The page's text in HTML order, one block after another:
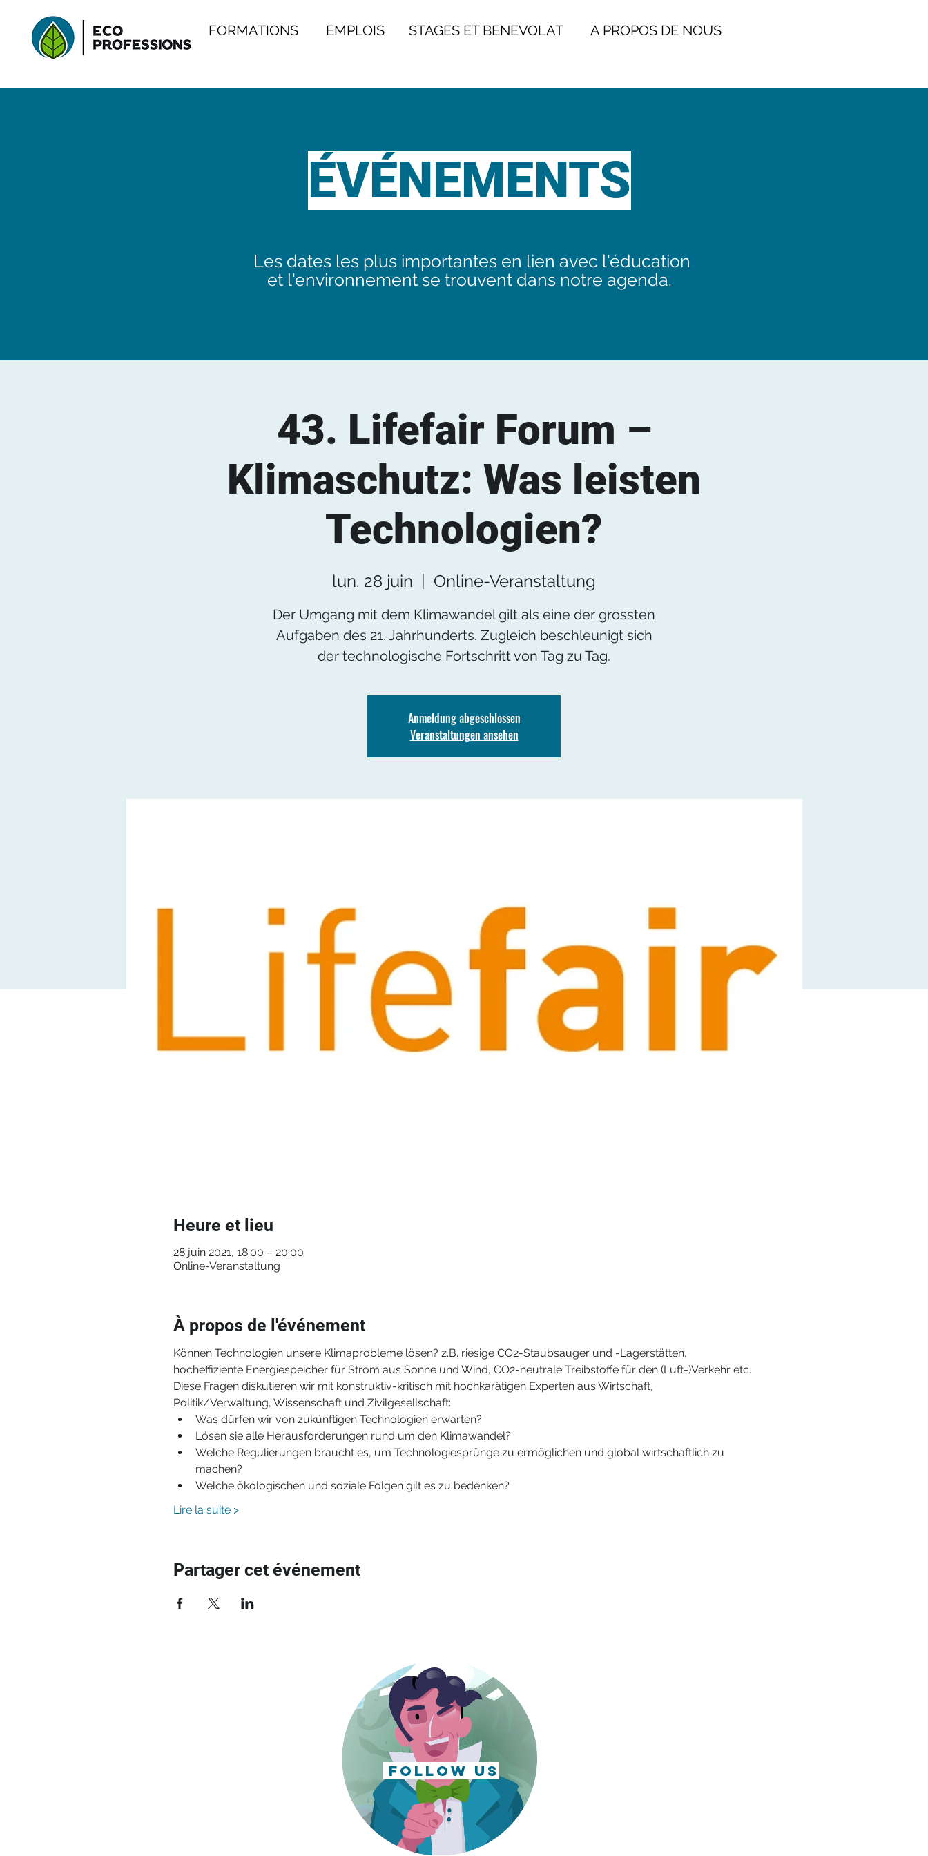
FORMATIONS EMPLOIS STAGES ET BENEVOLATA PROPOS DE NOUS
ÉVÉNEMENTS
Les dates les plus importantes en lien avec l'éducation
et l'environnement se trouvent dans notre agenda.
43. Lifefair Forum –
Klimaschutz: Was leisten
Technologien?
lun. 28 juin
  |
Online-Veranstaltung
Der Umgang mit dem Klimawandel gilt als eine der grössten
Aufgaben des 21. Jahrhunderts. Zugleich beschleunigt sich
der technologische Fortschritt von Tag zu Tag.
Anmeldung abgeschlossen
Veranstaltungen ansehen
Heure et lieu
28 juin 2021, 18:00 – 20:00
Online-Veranstaltung
À propos de l'événement
Können Technologien unsere Klimaprobleme lösen? z.B. riesige CO2-Staubsauger und -Lagerstätten,
hocheffiziente Energiespeicher für Strom aus Sonne und Wind, CO2-neutrale Treibstoffe für den (Luft-)Verkehr etc.
Diese Fragen diskutieren wir mit konstruktiv-kritisch mit hochkarätigen Experten aus Wirtschaft,
Politik/Verwaltung, Wissenschaft und Zivilgesellschaft:
Was dürfen wir von zukünftigen Technologien erwarten?
Lösen sie alle Herausforderungen rund um den Klimawandel?
Welche Regulierungen braucht es, um Technologiesprünge zu ermöglichen und global wirtschaftlich zu
machen?
Welche ökologischen und soziale Folgen gilt es zu bedenken?
Lire la suite >
Partager cet événement
follow us